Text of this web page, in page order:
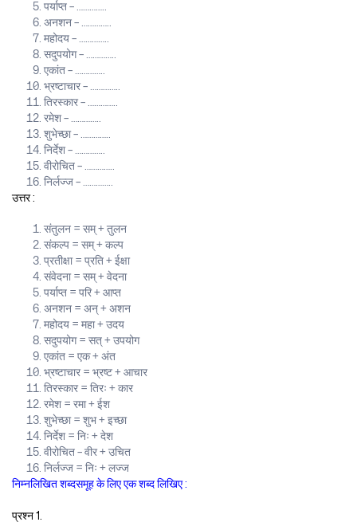
पर्याप्त – …………..
अनशन – …………..
महोदय – …………..
सदुपयोग – …………..
एकांत – …………..
भ्रष्टाचार – …………..
तिरस्कार – …………..
रमेश – …………..
शुभेच्छा – …………..
निर्देश – …………..
वीरोचित – …………..
निर्लज्ज – …………..
उत्तर :
संतुलन = सम् + तुलन
संकल्प = सम् + कल्प
प्रतीक्षा = प्रति + ईक्षा
संवेदना = सम् + वेदना
पर्याप्त = परि + आप्त
अनशन = अन् + अशन
महोदय = महा + उदय
सदुपयोग = सत् + उपयोग
एकांत = एक + अंत
भ्रष्टाचार = भ्रष्ट + आचार
तिरस्कार = तिरः + कार
रमेश = रमा + ईश
शुभेच्छा = शुभ + इच्छा
निर्देश = निः + देश
वीरोचित – वीर + उचित
निर्लज्ज = निः + लज्ज
निम्नलिखित शब्दसमूह के लिए एक शब्द लिखिए :
प्रश्न 1.